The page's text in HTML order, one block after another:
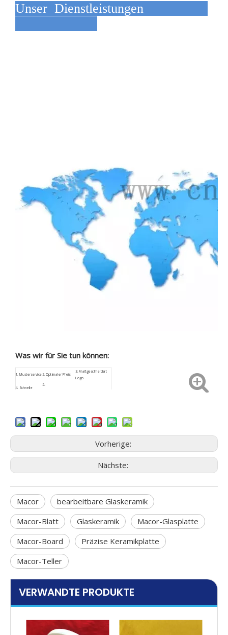
Unser Dienstleistungen
Was wir für Sie tun können:
1. Musterservice2. Optimaler Preis
3.Maßgeschneidert
Logo
4. Schnelle
5.
Vorherige:
Nächste:
Macor
bearbeitbare Glaskeramik
Macor-Blatt
Glaskeramik
Macor-Glasplatte
Macor-Board
Präzise Keramikplatte
Macor-Teller
VERWANDTE PRODUKTE